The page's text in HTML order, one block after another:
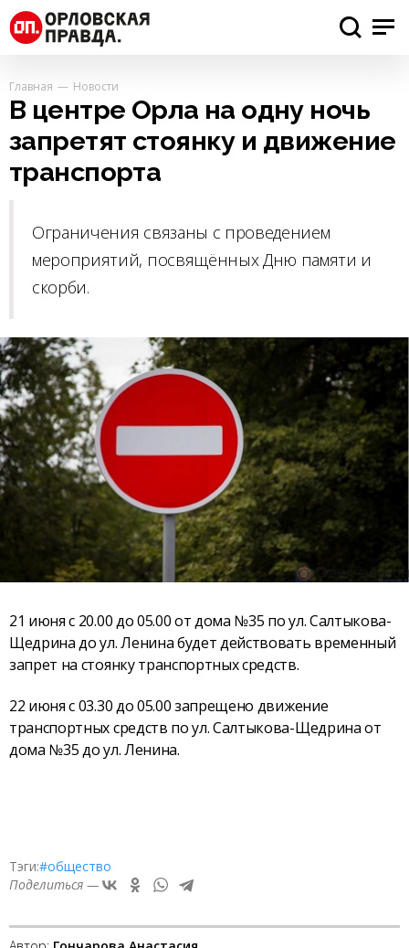
Главная Новости
В центре Орла на одну ночь
запретят стоянку и движение
транспорта
Ограничения связаны с проведением
мероприятий, посвящённых Дню памяти и
скорби.
21 июня с 20.00 до 05.00 от дома №35 по ул. Салтыкова-
Щедрина до ул. Ленина будет действовать временный
запрет на стоянку транспортных средств.
22 июня с 03.30 до 05.00 запрещено движение
транспортных средств по ул. Салтыкова-Щедрина от
дома №35 до ул. Ленина.
Тэги:#общество
Поделиться —